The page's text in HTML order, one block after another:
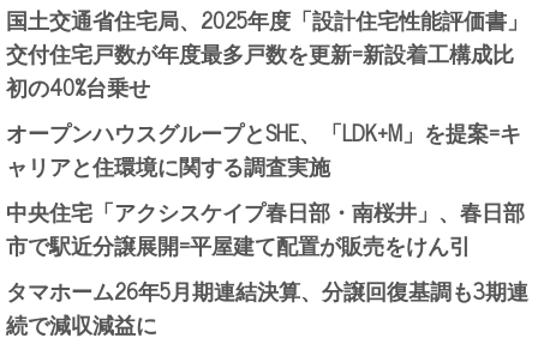
国土交通省住宅局、2025年度「設計住宅性能評価書」
交付住宅戸数が年度最多戸数を更新=新設着工構成比
初の40%台乗せ
オープンハウスグループとSHE、「LDK+M」を提案=キ
ャリアと住環境に関する調査実施
中央住宅「アクシスケイプ春日部・南桜井」、春日部
市で駅近分譲展開=平屋建て配置が販売をけん引
タマホーム26年5月期連結決算、分譲回復基調も3期連
続で減収減益に